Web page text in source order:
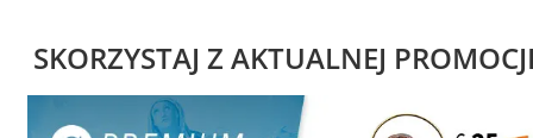
SKORZYSTAJ Z AKTUALNEJ